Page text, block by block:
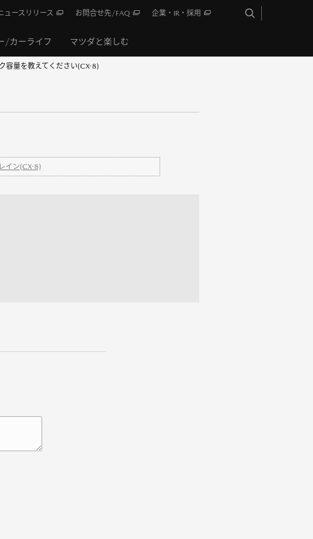
/カーライフ マツダと楽しむ
ュースリリース お問合せ先/FAQ 企業・IR・採用
容量を教えてください(CX-8)
イン(CX-8)